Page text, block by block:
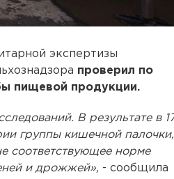
экспертизы
проверил по
пищевой продукции.
В результате в
группы кишечной палочки,
соответствующее норме
и дрожжей», - сообщила